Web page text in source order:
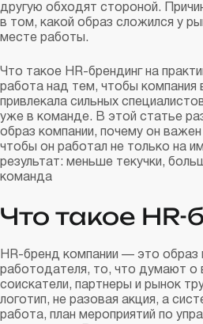
другую обходят стороной.
в том, какой образ сложился у
месте работы.
Что такое HR-брендинг на
работа над тем, чтобы компания
привлекала сильных
уже в команде. В этой статье
образ компании, почему он
чтобы он работал не только на
результат: меньше текучки,
команда
Что такое HR-
HR-бренд компании — это образ
работодателя, то, что думают о
соискатели, партнеры и рынок
логотип, не разовая акция, а
работа, план мероприятий по